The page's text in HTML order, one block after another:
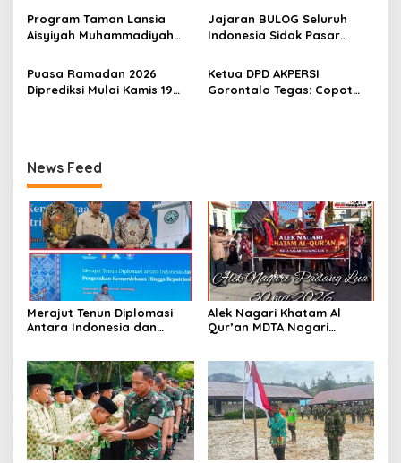
Ratusan Prajurit dan ASN
TNI
Program Taman Lansia
Aisyiyah Muhammadiyah
Pesantren Lansia
Jajaran BULOG Seluruh
Indonesia Sidak Pasar
Harga Beras dan Minyakita
Stabil Selama Ramadhan
dan Lebaran 2026
Puasa Ramadan 2026
Diprediksi Mulai Kamis 19
Ketua DPD AKPERSI
Gorontalo Tegas: Copot
News Feed
Merajut Tenun Diplomasi
Antara Indonesia dan
Alek Nagari Khatam Al
Qur’an MDTA Nagari